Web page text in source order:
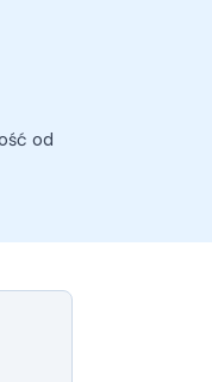
od